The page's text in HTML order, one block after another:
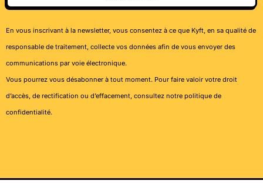
En vous inscrivant à la newsletter, vous consentez à ce que Kyft, en sa qualité de
responsable de traitement, collecte vos données afin de vous envoyer des
communications par voie électronique.
Vous pourrez vous désabonner à tout moment. Pour faire valoir votre droit
d’accès, de rectification ou d’effacement, consultez notre politique de
confidentialité.